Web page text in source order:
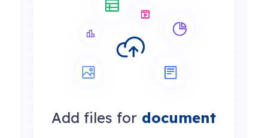
Add files for document